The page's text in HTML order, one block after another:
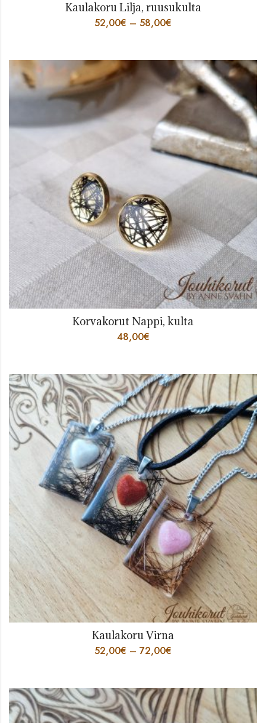
Kaulakoru Lilja, ruusukulta
52,00€ – 58,00€
Korvakorut Nappi, kulta
48,00€
Kaulakoru Virna
52,00€ – 72,00€